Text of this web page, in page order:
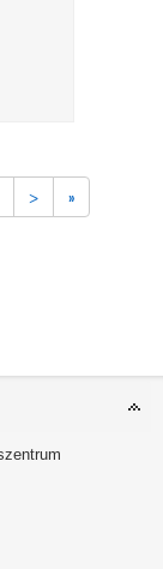
> »